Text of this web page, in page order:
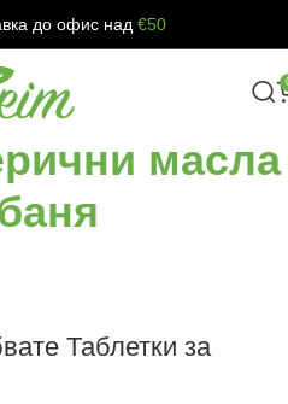
до офис над €50
масла
Таблетки за